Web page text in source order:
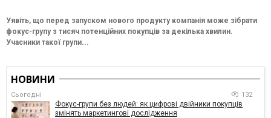
Уявіть, що перед запуском нового продукту компанія може зібрати
фокус-групу з тисяч потенційних покупців за декілька хвилин.
Учасники такої групи...
НОВИНИ
Сьогодні 132
Фокус-групи без людей: як цифрові двійники покупців
змінять маркетингові дослідження